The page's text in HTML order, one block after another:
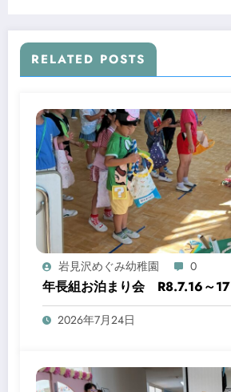
RELATED POSTS
岩見沢めぐみ幼稚園 0
年長組お泊まり会 R8.7.16～17
2026年7月24日